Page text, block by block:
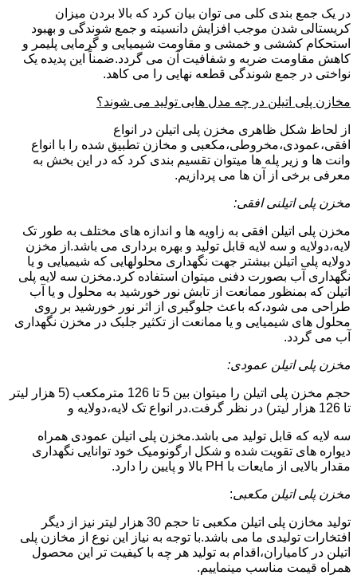
در یک جمع بندی کلی می توان بیان کرد که بالا بردن میزان
کریستالی شدن موجب افزایش دانسیته و جمع شوندگی و بهبود
استحکام کششی و خمشی و مقاومت شیمیایی و گرمایی پلیمر و
کاهش مقاومت ضربه و شفافیت آن می گردد.ضمناً این پدیده یک
نواختی در جمع شوندگی قطعه نهایی را می کاهد.
مخازن پلی اتیلن در چه مدل هایی تولید می شوند؟
از لحاظ شکل ظاهری مخزن پلی اتیلن در انواع
افقی،عمودی،مخروطی،مکعبی و مخازن تطبیق شده را با انواع
وانت ها و زیر پله ها میتوان تقسیم بندی کرد که در این بخش به
معرفی برخی از آن ها می پردازیم.
مخزن پلی اتیلنی افقی:
مخزن پلی اتیلن افقی به زاویه ها و اندازه های مختلف به طور تک
لایه،دولایه و سه لایه قابل تولید و بهره برداری می باشد.از مخزن
دولایه پلی اتیلن بیشتر جهت نگهداری محلولهایی که شیمیایی و یا
نگهداری آب بصورت دفنی میتوان استفاده کرد.مخزن سه لایه پلی
اتیلن که بمنظور ممانعت از تابش نور خورشید به محلول و یا آب
طراحی می شود،که باعث جلوگیری از اثر نور خورشید بر روی
محلول های شیمیایی و یا ممانعت از تکثیر جلبک در مخزن نگهداری
آب می گردد.
مخزن پلی اتیلن عمودی:
حجم مخزن پلی اتیلن را میتوان بین 5 تا 126 مترمکعب (5 هزار لیتر
تا 126 هزار لیتر) در نظر گرفت.در انواع تک لایه،دولایه و
سه لایه که قابل تولید می باشد.مخزن پلی اتیلن عمودی همراه
دیواره های تقویت شده و شکل ارگونومیک خود توانایی نگهداری
مقدار بالایی از مایعات با PH بالا و پایین را دارد.
مخزن پلی اتیلن مکعبی:
تولید مخازن پلی اتیلن مکعبی تا حجم 30 هزار لیتر نیز از دیگر
افتخارات تولیدی ما می باشد.با توجه به نیاز این نوع از مخازن پلی
اتیلن در کامیاران،اقدام به تولید هر چه با کیفیت تر این محصول
همراه قیمت مناسب مینماییم.